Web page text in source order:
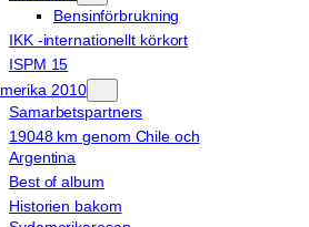
Bensinförbrukning
IKK -internationellt körkort
ISPM 15
2010
Samarbetspartners
19048 km genom Chile och
Argentina
Best of album
Historien bakom